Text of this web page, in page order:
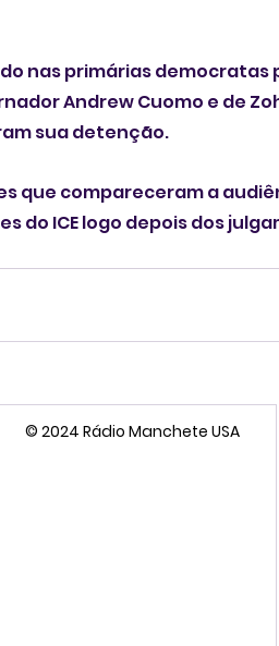
nas primárias democratas
Andrew Cuomo e de
sua detenção.
que compareceram a
do ICE logo depois dos
© 2024 Rádio Manchete USA